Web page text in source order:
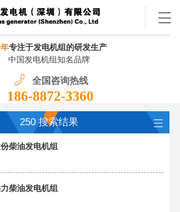
专注于发电机组的研发生产
中国发电机组知名品牌
全国咨询热线
186-8872-3360
250 搜索结果
柴油发电机组
柴油发电机组